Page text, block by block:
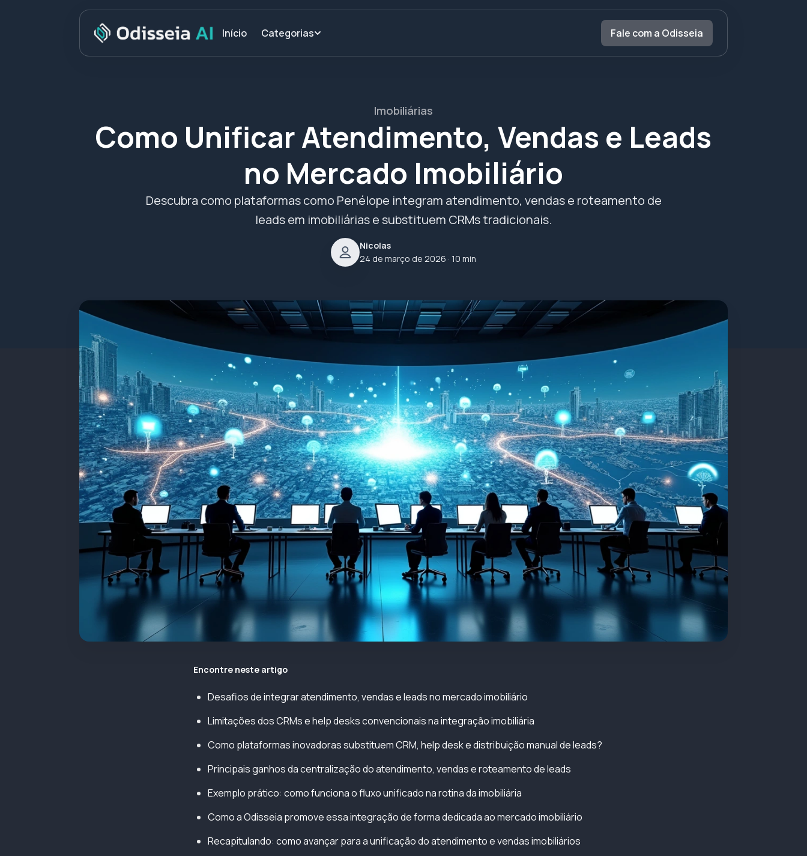
Início Categorias Fale com a Odisseia
Imobiliárias
Como Unificar Atendimento, Vendas e Leads
no Mercado Imobiliário
Descubra como plataformas como Penélope integram atendimento, vendas e roteamento de
leads em imobiliárias e substituem CRMs tradicionais.
Nicolas
24 de março de 2026 · 10 min
Encontre neste artigo
Desafios de integrar atendimento, vendas e leads no mercado imobiliário
Limitações dos CRMs e help desks convencionais na integração imobiliária
Como plataformas inovadoras substituem CRM, help desk e distribuição manual de leads?
Principais ganhos da centralização do atendimento, vendas e roteamento de leads
Exemplo prático: como funciona o fluxo unificado na rotina da imobiliária
Como a Odisseia promove essa integração de forma dedicada ao mercado imobiliário
Recapitulando: como avançar para a unificação do atendimento e vendas imobiliários